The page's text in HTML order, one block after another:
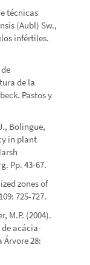
técnicas
(Aubl) Sw.,
infértiles.
de la
Pastos y
Bolingue,
in plant
Pp. 43-67.
zones of
725-727.
M.P. (2004).
acácia-
Árvore 28: